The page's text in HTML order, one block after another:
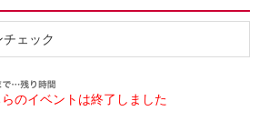
ェック
らのイベントは終了しました